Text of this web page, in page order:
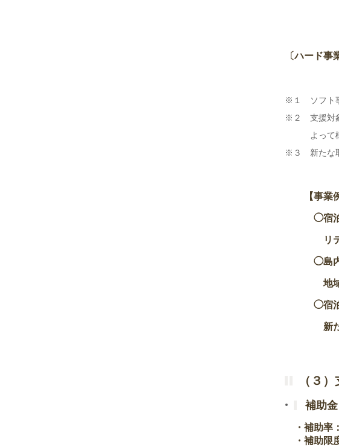
ブラン
〔ハード
※１ ソフト事
※２ 支援対
よって構成
※３ 新たな取
【事業例
◯宿泊施
リティ等
◯島内で
地域資源
◯宿泊客
新たな
（３
補助金
・補助
・補助限